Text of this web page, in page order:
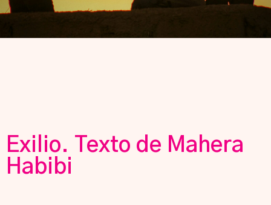
Exilio. Texto de Mahera
Habibi